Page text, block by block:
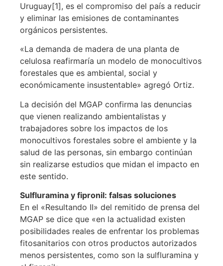
Uruguay[1], es el compromiso del país a reducir
y eliminar las emisiones de contaminantes
orgánicos persistentes.
«La demanda de madera de una planta de
celulosa reafirmaría un modelo de monocultivos
forestales que es ambiental, social y
económicamente insustentable» agregó Ortiz.
La decisión del MGAP confirma las denuncias
que vienen realizando ambientalistas y
trabajadores sobre los impactos de los
monocultivos forestales sobre el ambiente y la
salud de las personas, sin embargo continúan
sin realizarse estudios que midan el impacto en
este sentido.
Sulfluramina y fipronil: falsas soluciones
En el «Resultando II» del remitido de prensa del
MGAP se dice que «en la actualidad existen
posibilidades reales de enfrentar los problemas
fitosanitarios con otros productos autorizados
menos persistentes, como son la sulfluramina y